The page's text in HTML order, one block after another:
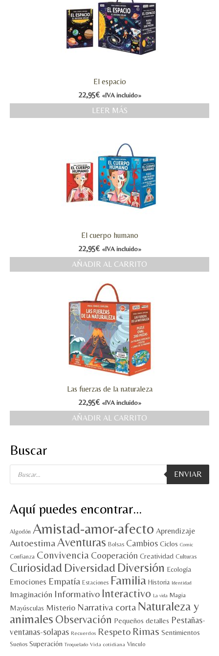
El espacio
22,95€ «IVA incluido»
LEER MÁS
El cuerpo humano
22,95€ «IVA incluido»
AÑADIR AL CARRITO
Las fuerzas de la naturaleza
22,95€ «IVA incluido»
AÑADIR AL CARRITO
Buscar
Búsqueda
productos
ENVIAR
Aquí puedes encontrar…
Algodón Amistad-amor-afecto Aprendizaje
AutoestimaAventuras Bolsas Cambios Ciclos Comic
Confianza Convivencia Cooperación Creatividad Culturas
Curiosidad Diversidad Diversión Ecología
Emociones Empatía Estaciones Familia Historia Identidad
Imaginación Informativo Interactivo La vida Magia
Mayúsculas Misterio Narrativa corta Naturaleza y
animales Observación Pequeños detalles Pestañas-
ventanas-solapas Recuerdos Respeto Rimas Sentimientos
Sueños Superación Troquelado Vida cotidiana Vínculo